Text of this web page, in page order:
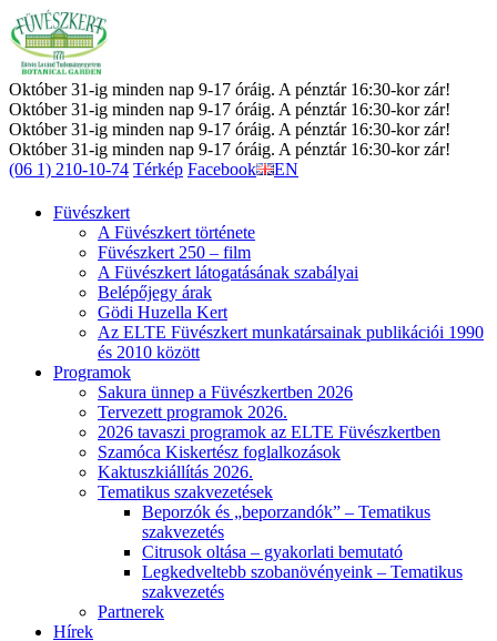
Október 31-ig minden nap 9-17 óráig. A pénztár 16:30-kor zár!
Október 31-ig minden nap 9-17 óráig. A pénztár 16:30-kor zár!
Október 31-ig minden nap 9-17 óráig. A pénztár 16:30-kor zár!
Október 31-ig minden nap 9-17 óráig. A pénztár 16:30-kor zár!
(06 1) 210-10-74 Térkép Facebook EN
Füvészkert
A Füvészkert története
Füvészkert 250 – film
A Füvészkert látogatásának szabályai
Belépőjegy árak
Gödi Huzella Kert
Az ELTE Füvészkert munkatársainak publikációi 1990
és 2010 között
Programok
Sakura ünnep a Füvészkertben 2026
Tervezett programok 2026.
2026 tavaszi programok az ELTE Füvészkertben
Szamóca Kiskertész foglalkozások
Kaktuszkiállítás 2026.
Tematikus szakvezetések
Beporzók és „beporzandók” – Tematikus
szakvezetés
Citrusok oltása – gyakorlati bemutató
Legkedveltebb szobanövényeink – Tematikus
szakvezetés
Partnerek
Hírek